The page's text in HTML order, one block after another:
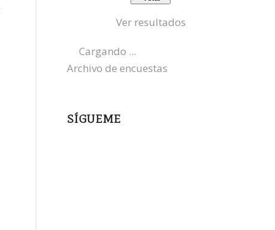
Ver resultados
Cargando ...
Archivo de encuestas
SÍGUEME